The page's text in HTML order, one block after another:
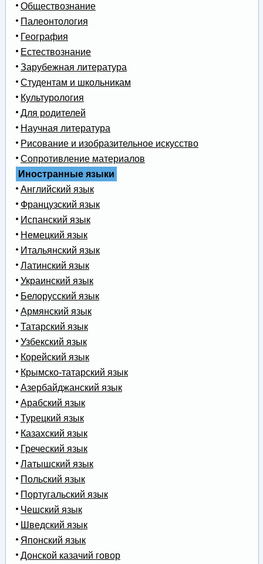
Обществознание
Палеонтология
География
Естествознание
Зарубежная литература
Студентам и школьникам
Культурология
Для родителей
Научная литература
Рисование и изобразительное искусство
Сопротивление материалов
Иностранные языки
Английский язык
Французский язык
Испанский язык
Немецкий язык
Итальянский язык
Латинский язык
Украинский язык
Белорусский язык
Армянский язык
Татарский язык
Узбекский язык
Корейский язык
Крымско-татарский язык
Азербайджанский язык
Арабский язык
Турецкий язык
Казахский язык
Греческий язык
Латышский язык
Польский язык
Португальский язык
Чешский язык
Шведский язык
Японский язык
Донской казачий говор